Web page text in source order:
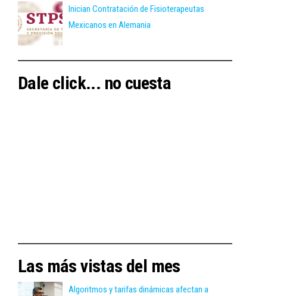
Inician Contratación de Fisioterapeutas
Mexicanos en Alemania
Dale click... no cuesta
Las más vistas del mes
Algoritmos y tarifas dinámicas afectan a